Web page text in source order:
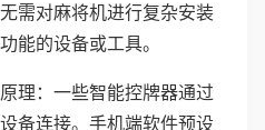
需对麻将机进行复杂安装
能的设备或工具。
理：一些智能控牌器通过
备连接。手机端软件预设